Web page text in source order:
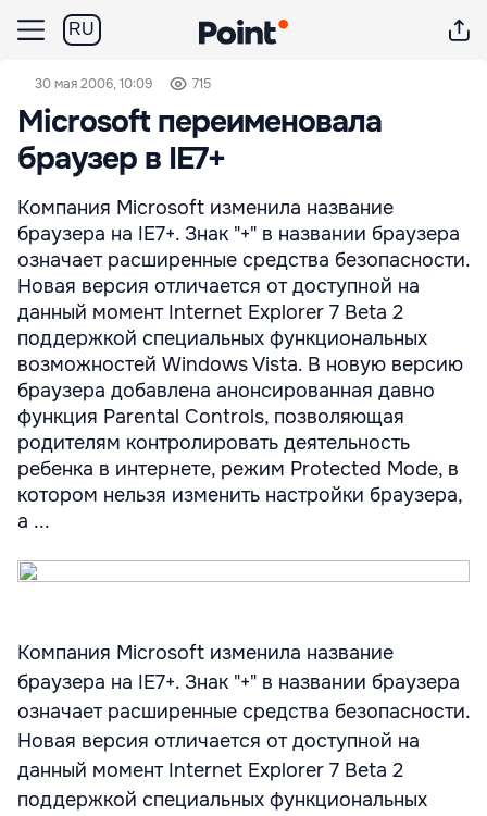
RU
30 мая 2006, 10:09 715
Microsoft переименовала
браузер в IE7+
Компания Microsoft изменила название
браузера на IE7+. Знак "+" в названии браузера
означает расширенные средства безопасности.
Новая версия отличается от доступной на
данный момент Internet Explorer 7 Beta 2
поддержкой специальных функциональных
возможностей Windows Vista. В новую версию
браузера добавлена анонсированная давно
функция Parental Controls, позволяющая
родителям контролировать деятельность
ребенка в интернете, режим Protected Mode, в
котором нельзя изменить настройки браузера,
а ...
Компания Microsoft изменила название
браузера на IE7+. Знак "+" в названии браузера
означает расширенные средства безопасности.
Новая версия отличается от доступной на
данный момент Internet Explorer 7 Beta 2
поддержкой специальных функциональных